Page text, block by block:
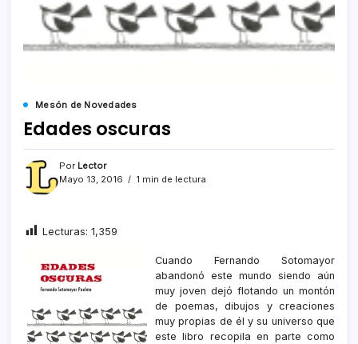
Mesón de Novedades
Edades oscuras
Por Lector
Mayo 13, 2016
1 min de lectura
Lecturas: 1,359
Cuando Fernando Sotomayor
abandonó este mundo siendo aún
muy joven dejó flotando un montón
de poemas, dibujos y creaciones
muy propias de él y su universo que
este libro recopila en parte como